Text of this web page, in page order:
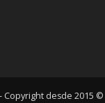
Copyright desde 2015